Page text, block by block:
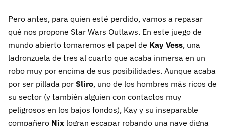
Pero antes, para quien esté perdido, vamos a repasar
qué nos propone Star Wars Outlaws. En este juego de
mundo abierto tomaremos el papel de Kay Vess, una
ladronzuela de tres al cuarto que acaba inmersa en un
robo muy por encima de sus posibilidades. Aunque acaba
por ser pillada por Sliro, uno de los hombres más ricos de
su sector (y también alguien con contactos muy
peligrosos en los bajos fondos), Kay y su inseparable
compañero Nix logran escapar robando una nave digna